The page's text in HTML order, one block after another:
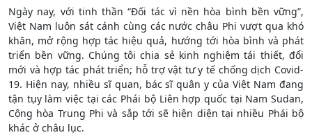
Ngày nay, với tinh thần “Đối tác vì nền hòa bình bền vững”,
Việt Nam luôn sát cánh cùng các nước châu Phi vượt qua khó
khăn, mở rộng hợp tác hiệu quả, hướng tới hòa bình và phát
triển bền vững. Chúng tôi chia sẻ kinh nghiệm tái thiết, đổi
mới và hợp tác phát triển; hỗ trợ vật tư y tế chống dịch Covid-
19. Hiện nay, nhiều sĩ quan, bác sĩ quân y của Việt Nam đang
tận tụy làm việc tại các Phái bộ Liên hợp quốc tại Nam Sudan,
Cộng hòa Trung Phi và sắp tới sẽ hiện diện tại nhiều Phái bộ
khác ở châu lục.